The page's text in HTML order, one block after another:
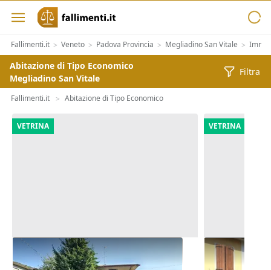
Fallimenti.it > Veneto > Padova Provincia > Megliadino San Vitale >
Abitazione di Tipo Economico
Megliadino San Vitale
Filtra
Fallimenti.it > Abitazione di Tipo Economico
VETRINA
Asta Casa indipendente con corte
pertinenziale
VETRINA
Asta
cortile e